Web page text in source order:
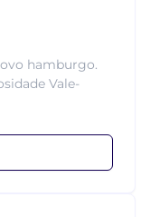
hamburgo.
Vale-